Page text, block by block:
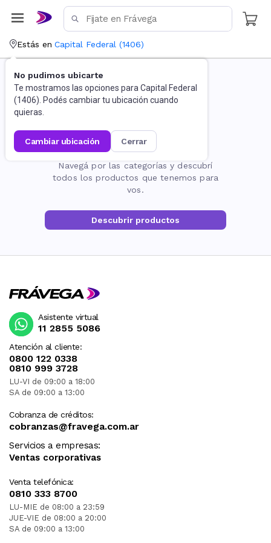
Estás en Capital Federal (1406)
No pudimos ubicarte
Te mostramos las opciones para Capital Federal
(1406). Podés cambiar tu ubicación cuando
quieras.
cambiar ubicación cerrar
La página no existe
Navegá por las categorías y descubrí
todos los productos que tenemos para
vos.
Descubrir productos
Atención al cliente:
0800 122 0338
0810 999 3728
LU-VI de 09:00 a 18:00
SA de 09:00 a 13:00
Cobranza de créditos:
cobranzas@fravega.com.ar
Servicios a empresas:
Ventas corporativas
Venta telefónica:
0810 333 8700
LU-MIE de 08:00 a 23:59
JUE-VIE de 08:00 a 20:00
SA de 09:00 a 13:00
Asistente virtual
11 2855 5086